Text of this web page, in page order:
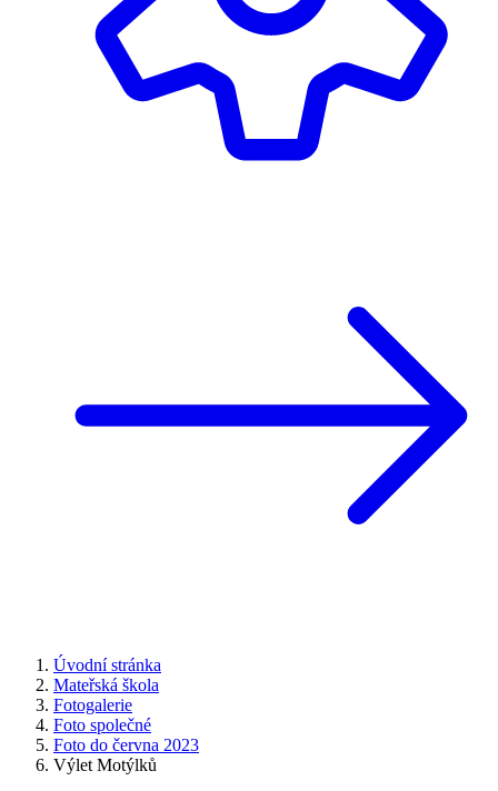
Úvodní stránka
Mateřská škola
Fotogalerie
Foto společné
Foto do června 2023
Výlet Motýlků